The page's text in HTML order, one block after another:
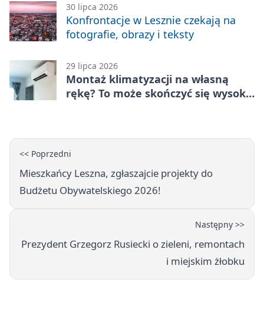
30 lipca 2026
Konfrontacje w Lesznie czekają na
fotografie, obrazy i teksty
29 lipca 2026
Montaż klimatyzacji na własną
rękę? To może skończyć się wysoką
<< Poprzedni
Mieszkańcy Leszna, zgłaszajcie projekty do
Budżetu Obywatelskiego 2026!
Następny >>
Prezydent Grzegorz Rusiecki o zieleni, remontach
i miejskim żłobku